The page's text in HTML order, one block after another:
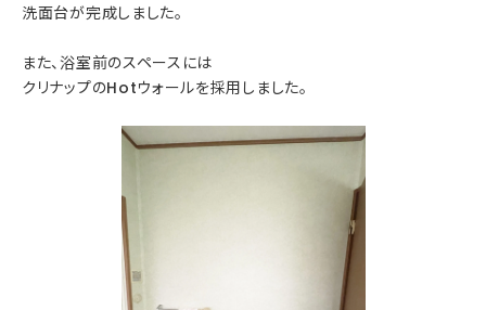
洗面台が完成しました。
また、浴室前のスペースには
クリナップのHotウォールを採用しました。